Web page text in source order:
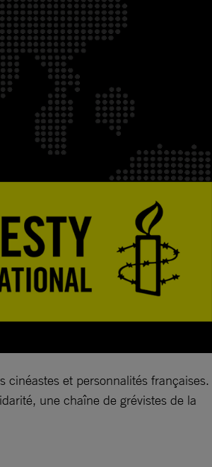
cinéastes et personnalités françaises.
une chaîne de grévistes de la